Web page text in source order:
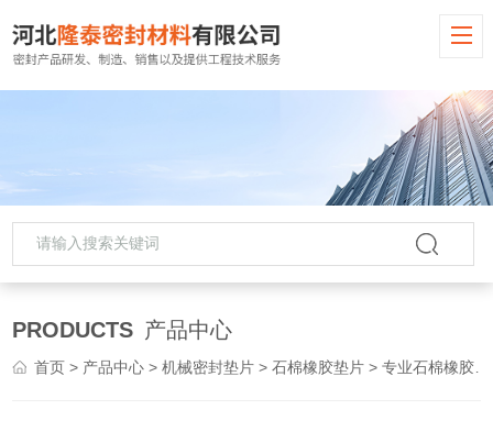
PRODUCTS 产品中心
首页 > 产品中心 >机械密封垫片 >石棉橡胶垫片 > 专业石棉橡胶板 诚信企业*